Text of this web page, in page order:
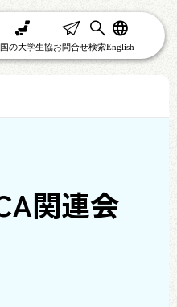
の大学生協お問合せ検索English
関連会